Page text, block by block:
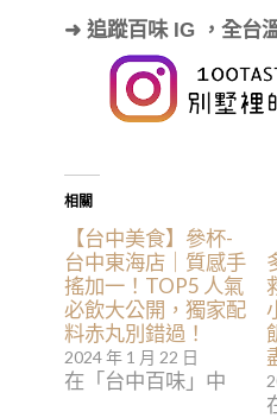
➜ 追蹤百味 IG ，全台
相關
【台中美食】參杯-
台中東海店｜質感手
搖加一！TOP5 人氣
必飲大公開，獨家配
料赤丸別錯過！
2024 年 1 月 22 日
在「台中百味」中